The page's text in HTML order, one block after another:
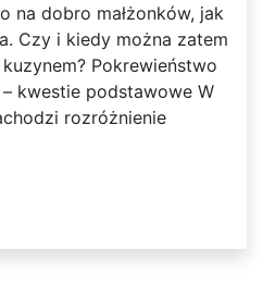
na dobro małżonków, jak
Czy i kiedy można zatem
Pokrewieństwo
kwestie podstawowe W
rozróżnienie